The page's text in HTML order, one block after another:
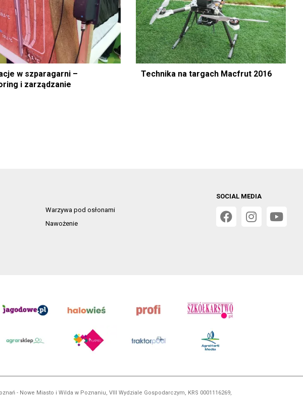
w szparagarni –
i zarządzanie
Technika na targach Macfrut 2016
Warzywa pod osłonami
Nawożenie
SOCIAL MEDIA
- Nowe Miasto i Wilda w Poznaniu, VIII Wydziale Gospodarczym, KRS 0001116269,